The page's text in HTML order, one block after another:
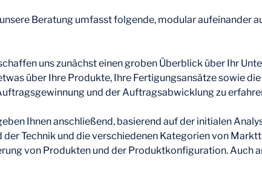
Beratung umfasst folgende, modular aufeinander
uns zunächst einen groben Überblick über Ihr
über Ihre Produkte, Ihre Fertigungsansätze sowie die
und der Auftragsabwicklung zu
Ihnen anschließend, basierend auf der initialen
der Technik und die verschiedenen Kategorien von
von Produkten und der Produktkonfiguration. Auch